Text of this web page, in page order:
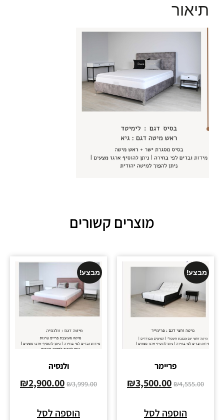
תיאור
מוצרים קשורים
מבצע!
פריימר
₪4,555.00
₪3,500.00
הוספה לסל
מבצע!
ולנסיה
₪3,999.00
₪2,900.00
הוספה לסל